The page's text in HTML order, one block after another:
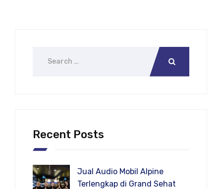
Recent Posts
Jual Audio Mobil Alpine
Terlengkap di Grand Sehat